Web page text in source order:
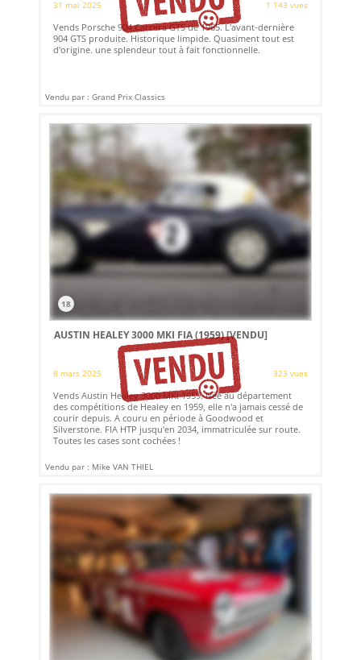
31 mai 2025
1 143 vues
Vends Porsche 904 Carrera GTS de 1965. L'avant-dernière
904 GTS produite. Historique limpide. Quasiment tout est
d'origine. une splendeur tout à fait fonctionnelle.
Vendu par : Grand Prix Classics
18
AUSTIN HEALEY 3000 MKI FIA (1959)[VENDU]
8 mars 2025 323 vues
Vends Austin Healey 3000 MKI 1959. Née au département
des compétitions de Healey en 1959, elle n'a jamais cessé de
courir depuis. A couru en période à Goodwood et
Silverstone. FIA HTP jusqu'en 2034, immatriculée sur route.
Toutes les cases sont cochées !
Vendu par : Mike VAN THIEL